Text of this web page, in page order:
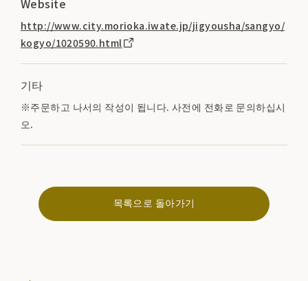
http://www.city.morioka.iwate.jp/jigyousha/sangyo/
kogyo/1020590.html
기타
※주문하고 나서의 작성이 됩니다. 사전에 전화로 문의하십시
오.
목록으로 돌아가기